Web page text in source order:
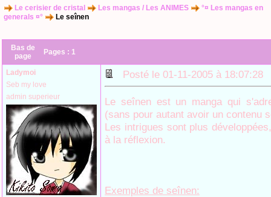
Le cerisier de cristal Les mangas / Les ANIMES
°¤ Les mangas en
generals ¤°
Le seînen
Bas de
page
Pages : 1
Ladymoi
Seb my love
admin superieur
Posté le 01-11-2005 à
Le seînen est un manga qui
(sans pour autant avoir un contenu
Les intrigues sont plus
à la réflexion.
Exemples de seînen: